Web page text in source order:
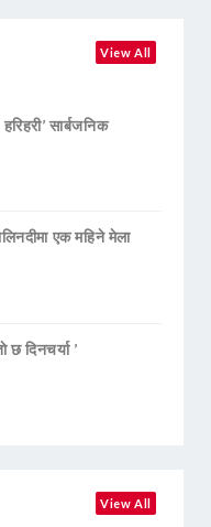
View All
सार्बजनिक
एक महिने मेला
छ दिनचर्या ’
View All